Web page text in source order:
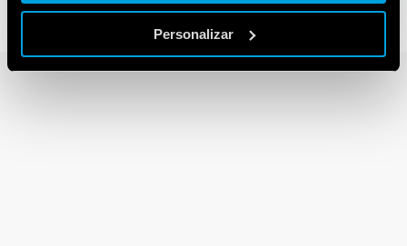
Personalizar